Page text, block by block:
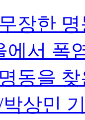
장한
에서 폭
동을
상민